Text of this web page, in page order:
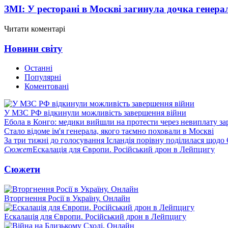
ЗМІ: У ресторані в Москві загинула дочка
Читати коментарі
Новини світу
Останні
Популярні
Коментовані
У МЗС РФ відкинули можливість завершення війни
Ебола в Конго: медики вийшли на протести через невиплату
Стало відоме ім'я генерала, якого таємно поховали в Москві
За три тижні до голосування Ісландія порівну поділилася
СюжетЕскалація для Європи. Російський дрон в Лейпцигу
Сюжети
Вторгнення Росії в Україну. Онлайн
Ескалація для Європи. Російський дрон в Лейпцигу